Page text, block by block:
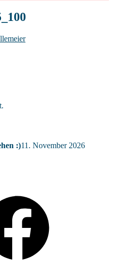
:)11. November 2026